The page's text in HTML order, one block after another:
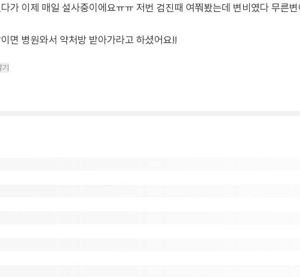
가 이제 매일 설사중이에요ㅠㅠ 저번 검진때 여쭤봤는데 변비였다 무른
면 병원와서 약처방 받아가라고 하셨어요!!